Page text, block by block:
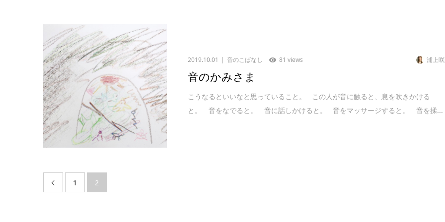
2019.10.01 音のこばなし 81 views 浦上
音のかみさま
こうなるといいなと思っていること。 この人が音に触ると、息を吹きかける
と。 音をなでると。 音に話しかけると。 音をマッサージすると。 音を揉...
 1 2